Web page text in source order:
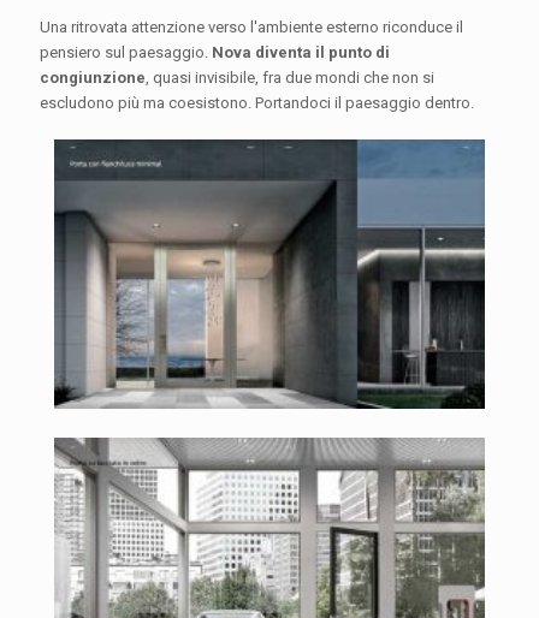
Una ritrovata attenzione verso l'ambiente esterno riconduce il
pensiero sul paesaggio. Nova diventa il punto di
congiunzione, quasi invisibile, fra due mondi che non si
escludono più ma coesistono. Portandoci il paesaggio dentro.